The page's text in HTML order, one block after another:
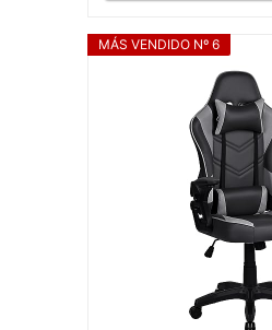
MÁS VENDIDO Nº 6